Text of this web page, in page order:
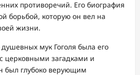
противоречий. Его биография
борьбой, которую он вел на
жизни.
мук Гоголя была его
церковными загадками и
был глубоко верующим